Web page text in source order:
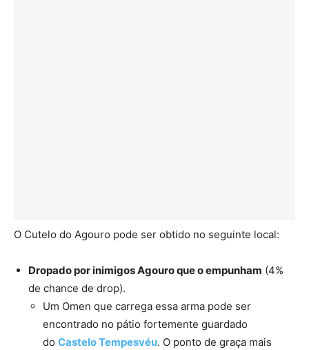
O Cutelo do Agouro pode ser obtido no seguinte local:
Dropado por inimigos Agouro que o empunham (4%
de chance de drop).
Um Omen que carrega essa arma pode ser
encontrado no pátio fortemente guardado
do Castelo Tempesvéu. O ponto de graça mais